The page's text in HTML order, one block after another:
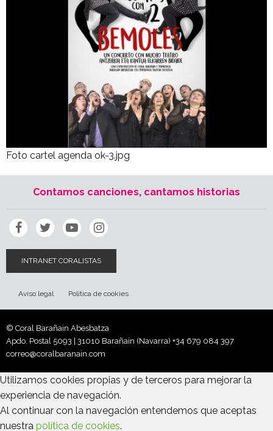
Foto cartel agenda ok-3.jpg
Contamos canciones, cantamos historias
INTRANET CORALISTAS
Aviso legal Política de cookies
© Coral Barañain Abesbatza
Apdo. Postal 5093 | 31010 Barañain (Navarra) +34 679 084 397
correo@coralbaranain.com
Utilizamos cookies propias y de terceros para mejorar la
experiencia de navegación.
Al continuar con la navegación entendemos que aceptas
nuestra política de cookies.